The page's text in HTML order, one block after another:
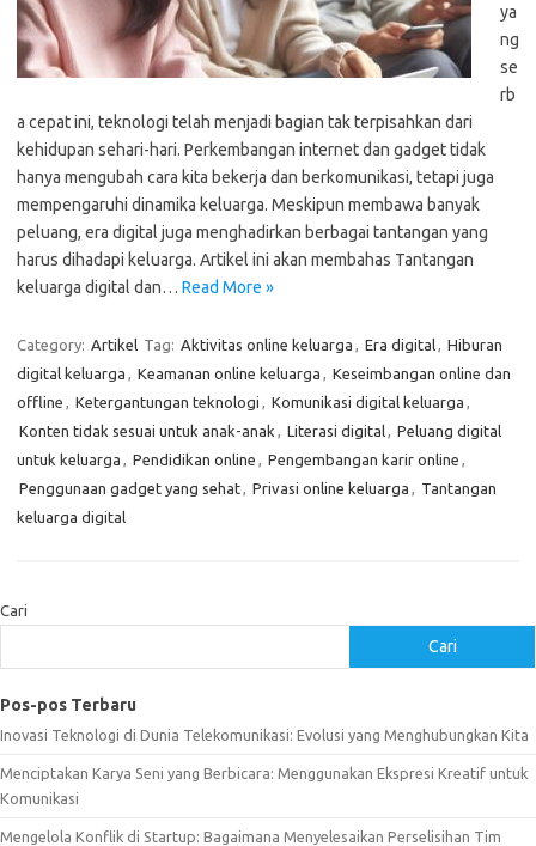
ya
ng
se
rb
a cepat ini, teknologi telah menjadi bagian tak terpisahkan dari
kehidupan sehari-hari. Perkembangan internet dan gadget tidak
hanya mengubah cara kita bekerja dan berkomunikasi, tetapi juga
mempengaruhi dinamika keluarga. Meskipun membawa banyak
peluang, era digital juga menghadirkan berbagai tantangan yang
harus dihadapi keluarga. Artikel ini akan membahas Tantangan
keluarga digital dan… Read More »
Category: Artikel Tag: Aktivitas online keluarga , Era digital, Hiburan
digital keluarga , Keamanan online keluarga , Keseimbangan online dan
offline , Ketergantungan teknologi , Komunikasi digital keluarga ,
Konten tidak sesuai untuk anak-anak , Literasi digital, Peluang digital
untuk keluarga , Pendidikan online , Pengembangan karir online ,
Penggunaan gadget yang sehat, Privasi online keluarga , Tantangan
keluarga digital
Cari
Cari
Pos-pos Terbaru
Inovasi Teknologi di Dunia Telekomunikasi: Evolusi yang Menghubungkan Kita
Menciptakan Karya Seni yang Berbicara: Menggunakan Ekspresi Kreatif untuk
Komunikasi
Mengelola Konflik di Startup: Bagaimana Menyelesaikan Perselisihan Tim